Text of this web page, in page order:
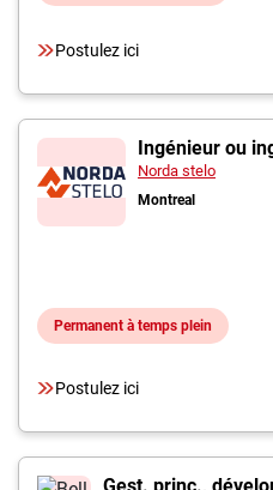
Postulez ici
Ingénieur ou
Norda stelo
Montreal
Permanent à temps plein
Postulez ici